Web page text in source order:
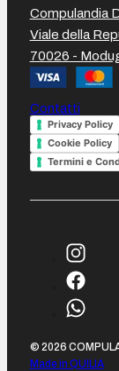
Compulandia
Viale della
70026 -
Contatti
Privacy Policy
Cookie Policy
Termini e
© 2026
Made in QUILIA